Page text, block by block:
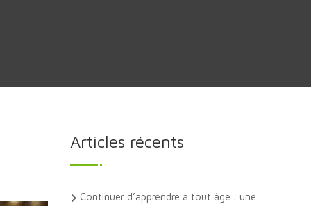
Articles récents
Continuer d’apprendre à tout âge : une